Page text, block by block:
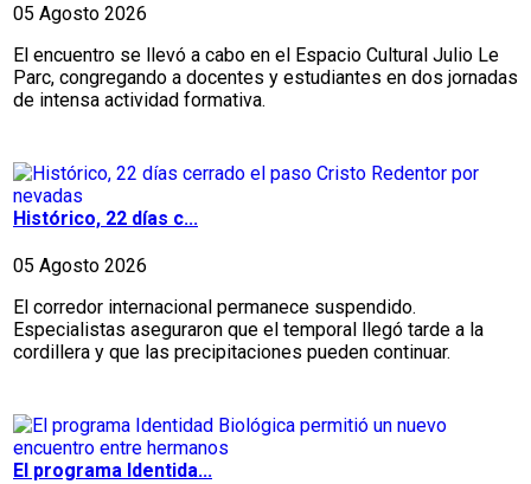
05 Agosto 2026
El encuentro se llevó a cabo en el Espacio Cultural Julio Le
Parc, congregando a docentes y estudiantes en dos jornadas
de intensa actividad formativa.
Histórico, 22 días c...
05 Agosto 2026
El corredor internacional permanece suspendido.
Especialistas aseguraron que el temporal llegó tarde a la
cordillera y que las precipitaciones pueden continuar.
El programa Identida...